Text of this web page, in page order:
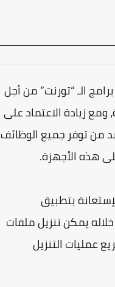
الـ “تورنت” من أجل
زيادة الاعتماد على
توفر جميع الوظائف
هذه الأجهزة.
بتطبيق
يمكن تنزيل ملفات
التنزيل